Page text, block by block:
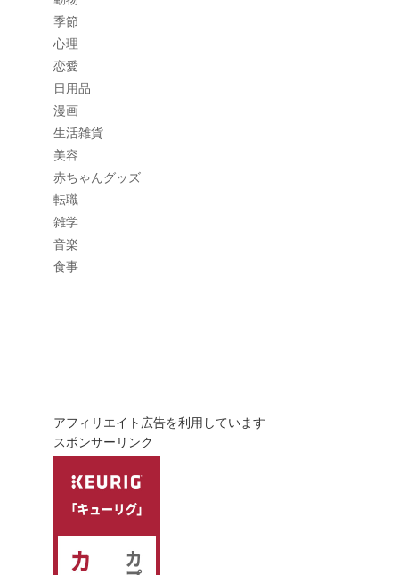
季節
心理
恋愛
日用品
漫画
生活雑貨
美容
赤ちゃんグッズ
転職
雑学
音楽
食事
アフィリエイト広告を利用しています
スポンサーリンク